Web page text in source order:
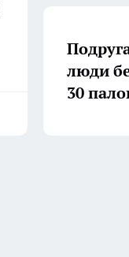
люди
30